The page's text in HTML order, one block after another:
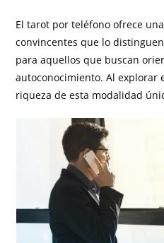
El tarot por teléfono ofrece
convincentes que lo
para aquellos que buscan
autoconocimiento. Al explorar
riqueza de esta modalidad